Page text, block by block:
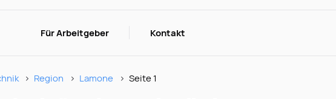
Für Arbeitgeber Kontakt
Region Lamone Seite 1